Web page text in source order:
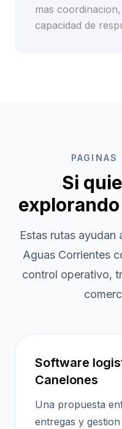
mas
capacidad de
PAGINAS
Si
Estas rutas ayudan
Aguas Corrientes
control operativo,
Software
Canelones
Una propuesta
entregas y